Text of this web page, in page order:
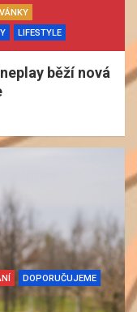
LIFESTYLE
běží nová
DOPORUČUJEME